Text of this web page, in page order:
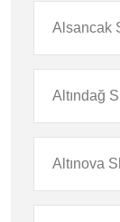
Alsancak
Altındağ
Altınova